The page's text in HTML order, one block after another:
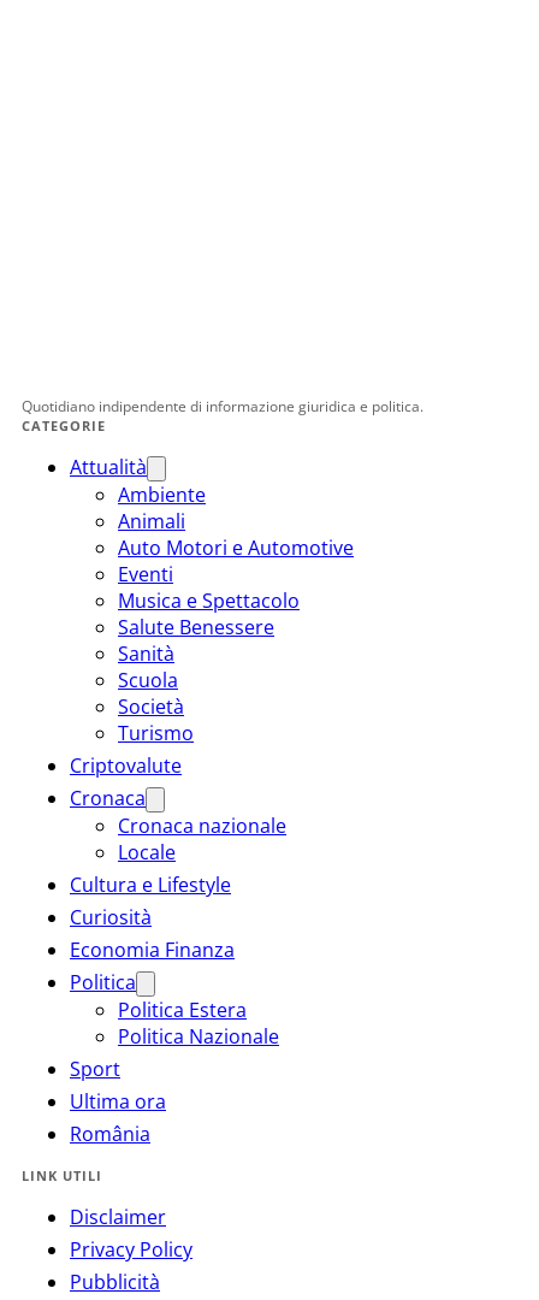
Quotidiano indipendente di informazione giuridica e politica.
CATEGORIE
Attualità
Ambiente
Animali
Auto Motori e Automotive
Eventi
Musica e Spettacolo
Salute Benessere
Sanità
Scuola
Società
Turismo
Criptovalute
Cronaca
Cronaca nazionale
Locale
Cultura e Lifestyle
Curiosità
Economia Finanza
Politica
Politica Estera
Politica Nazionale
Sport
Ultima ora
România
LINK UTILI
Disclaimer
Privacy Policy
Pubblicità